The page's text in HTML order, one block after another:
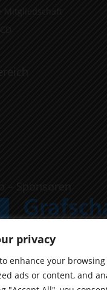
privacy
enhance your
ads or content, and
Mitgliedschaft
– Sponsoren